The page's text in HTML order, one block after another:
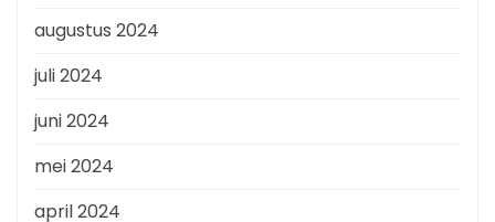
augustus 2024
juli 2024
juni 2024
mei 2024
april 2024